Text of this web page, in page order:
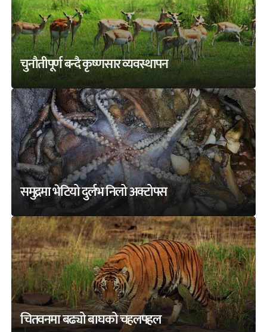
चुनौतीपूर्ण बन्दै कृष्णसार व्यवस्थापन
समुद्रमा भेटियो दुर्लभ निलो अक्टोपस
चितवनमा बढ्यो बाघको चहलपहल